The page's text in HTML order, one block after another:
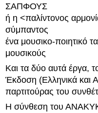
ΣΑΠΦΟΥΣ
ή η <παλίντονος
σύμπαντος
ένα μουσικο-ποιητικό
μουσικούς
Και τα δύο αυτά έργα,
Έκδοση (Ελληνικά και
παρτιτούρας του
Η σύνθεση του